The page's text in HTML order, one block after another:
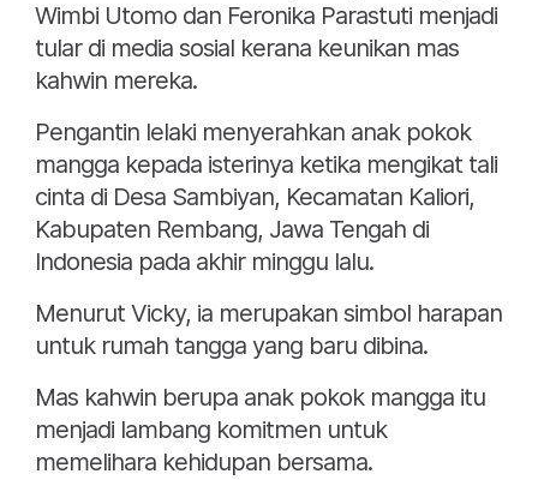
Wimbi Utomo dan Feronika Parastuti menjadi
tular di media sosial kerana keunikan mas
kahwin mereka.
Pengantin lelaki menyerahkan anak pokok
mangga kepada isterinya ketika mengikat tali
cinta di Desa Sambiyan, Kecamatan Kaliori,
Kabupaten Rembang, Jawa Tengah di
Indonesia pada akhir minggu lalu.
Menurut Vicky, ia merupakan simbol harapan
untuk rumah tangga yang baru dibina.
Mas kahwin berupa anak pokok mangga itu
menjadi lambang komitmen untuk
memelihara kehidupan bersama.